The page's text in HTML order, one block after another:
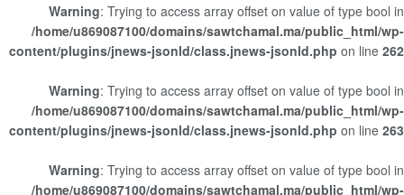
Warning: Trying to access array offset on value of type bool in
/home/u869087100/domains/sawtchamal.ma/public_html/wp-
content/plugins/jnews-jsonld/class.jnews-jsonld.php on line 262
Warning: Trying to access array offset on value of type bool in
/home/u869087100/domains/sawtchamal.ma/public_html/wp-
content/plugins/jnews-jsonld/class.jnews-jsonld.php on line 263
Warning: Trying to access array offset on value of type bool in
/home/u869087100/domains/sawtchamal.ma/public_html/wp-